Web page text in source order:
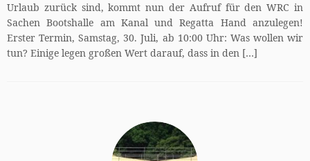
Urlaub zurück sind, kommt nun der Aufruf für den WRC in
Sachen Bootshalle am Kanal und Regatta Hand anzulegen!
Erster Termin, Samstag, 30. Juli, ab 10:00 Uhr: Was wollen wir
tun? Einige legen großen Wert darauf, dass in den […]